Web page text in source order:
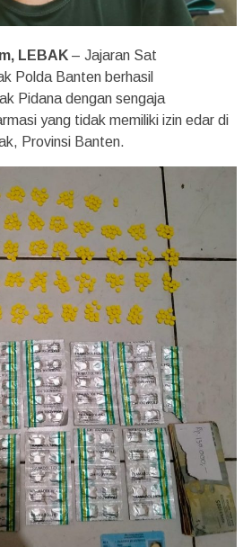
LEBAK – Jajaran Sat
Polda Banten berhasil
Pidana dengan sengaja
yang tidak memiliki izin edar di
Provinsi Banten.